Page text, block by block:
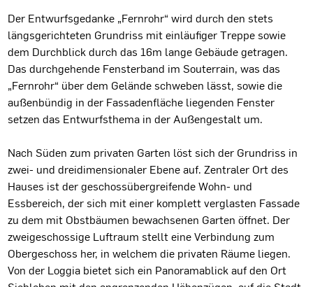
Der Entwurfsgedanke „Fernrohr“ wird durch den stets
längsgerichteten Grundriss mit einläufiger Treppe sowie
dem Durchblick durch das 16m lange Gebäude getragen.
Das durchgehende Fensterband im Souterrain, was das
„Fernrohr“ über dem Gelände schweben lässt, sowie die
außenbündig in der Fassadenfläche liegenden Fenster
setzen das Entwurfsthema in der Außengestalt um.
Nach Süden zum privaten Garten löst sich der Grundriss in
zwei- und dreidimensionaler Ebene auf. Zentraler Ort des
Hauses ist der geschossübergreifende Wohn- und
Essbereich, der sich mit einer komplett verglasten Fassade
zu dem mit Obstbäumen bewachsenen Garten öffnet. Der
zweigeschossige Luftraum stellt eine Verbindung zum
Obergeschoss her, in welchem die privaten Räume liegen.
Von der Loggia bietet sich ein Panoramablick auf den Ort